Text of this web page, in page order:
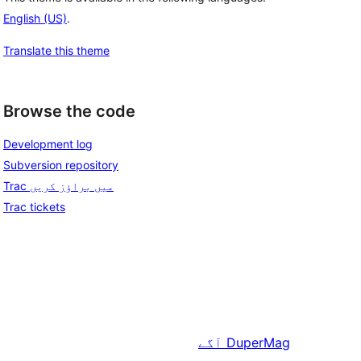
English (US).
Translate this theme
Browse the code
Development log
Subversion repository
Trac میں براؤز کریں
Trac tickets
آگے DuperMag